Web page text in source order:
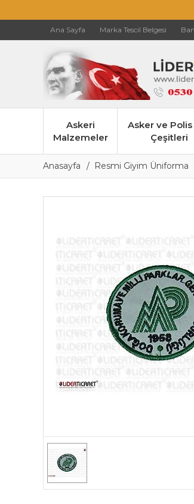
Ana Sayfa Marka Tescil Belgesi
Askeri
Malzemeler
Asker ve
Çeşitleri
Anasayfa Resmi Giyim Üniforma